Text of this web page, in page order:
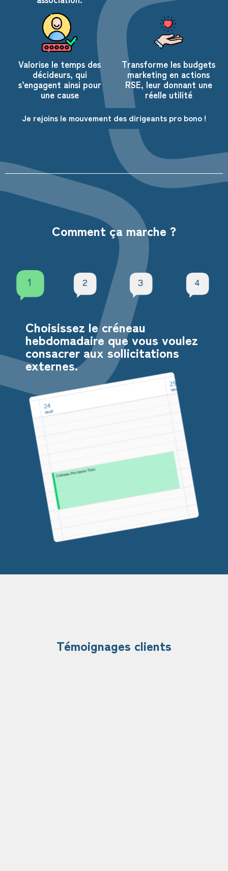
Valorise le temps des
décideurs, qui
s’engagent ainsi pour
une cause
Transforme les budgets
marketing en actions
RSE, leur donnant une
réelle utilité
Je rejoins le mouvement des dirigeants pro bono !
Comment ça marche ?
1 2 3 4
Choisissez le créneau
hebdomadaire que vous voulez
consacrer aux sollicitations
externes.
Témoignages clients